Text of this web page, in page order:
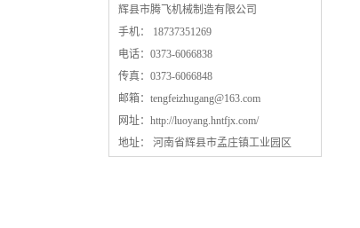
辉县市腾飞机械制造有限公司
手机： 18737351269
电话：0373-6066838
传真：0373-6066848
邮箱： tengfeizhugang@163.com
网址： http://luoyang.hntfjx.com/
地址： 河南省辉县市孟庄镇工业园区